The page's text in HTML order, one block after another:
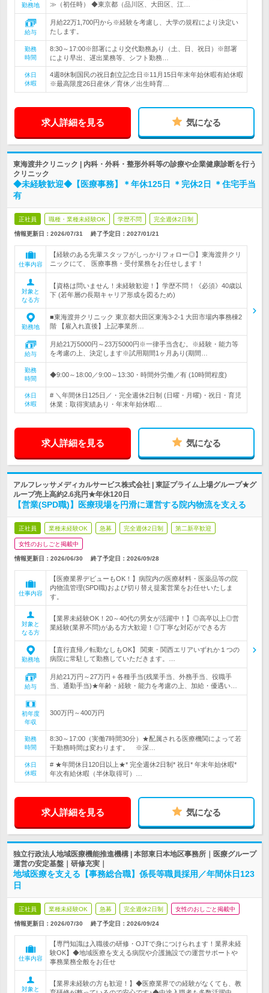
勤務地
≫（初任時） ◆東京都（品川区、大田区、江…
給与
月給22万1,700円から※経験を考慮し、大学の規程により決定い
たします。
勤務
時間
8:30～17:00※部署により交代勤務あり（土、日、祝日）※部署
により早出、遅出業務等、シフト勤務…
休日
休暇
4週8休制国民の祝日創立記念日※11月15日年末年始休暇有給休暇
※最高限度26日産休／育休／出生時育…
求人詳細を見る 気になる
東海渡井クリニック | 内科・外科・整形外科等の診療や企業健康診断を行う
クリニック
◆未経験歓迎◆【医療事務】＊年休125日 ＊完休2日 ＊住宅手当
有
正社員 職種・業種未経験OK 学歴不問 完全週休2日制
情報更新日：2026/07/31 終了予定日： 2027/01/21
仕事内容
【経験のある先輩スタッフがしっかりフォロー◎】東海渡井クリ
ニックにて、 医療事務・受付業務をお任せします！
対象と
なる方
【資格は問いません！未経験歓迎！】学歴不問！《必須》40歳以
下 (若年層の長期キャリア形成を図るため)
勤務地
■東海渡井クリニック 東京都大田区東海3-2-1 大田市場内事務棟2
階 【雇入れ直後】上記事業所…
給与
月給21万5000円～23万5000円※一律手当含む。※経験・能力等
を考慮の上、決定します※試用期間1ヶ月あり(期間…
勤務
時間
◆9:00～18:00／9:00～13:30・時間外労働／有 (10時間程度)
休日
休暇
# ＼年間休日125日／・完全週休2日制 (日曜・月曜)・祝日・育児
休業：取得実績あり・年末年始休暇…
求人詳細を見る 気になる
アルフレッサメディカルサービス株式会社 | 東証プライム上場グループ★グ
ループ売上高約2.6兆円★年休120日
【営業(SPD職)】医療現場を円滑に運営する院内物流を支える
正社員 業種未経験OK 急募 完全週休2日制 第二新卒歓迎
女性のおしごと掲載中
情報更新日：2026/06/30 終了予定日： 2026/09/28
仕事内容
【医療業界デビューもOK！】病院内の医療材料・医薬品等の院
内物流管理(SPD職)および切り替え提案営業をお任せいたしま
す。
対象と
なる方
【業界未経験OK！20～40代の男女が活躍中！】◎高卒以上◎営
業経験(業界不問)がある方大歓迎！◎丁寧な対応ができる方
勤務地
【直行直帰／転勤なしもOK】 関東・関西エリアいずれか１つの
病院に常駐して勤務していただきます。…
給与
月給21万円～27万円＋各種手当(残業手当、外務手当、役職手
当、通勤手当)★年齢・経験・能力を考慮の上、加給・優遇い…
初年度
年収
300万円～400万円
勤務
時間
8:30～17:00（実働7時間30分）★配属される医療機関によって若
干勤務時間は変わります。 ※深…
休日
休暇
# ★年間休日120日以上★* 完全週休2日制* 祝日* 年末年始休暇*
年次有給休暇（半休取得可）…
求人詳細を見る 気になる
独立行政法人地域医療機能推進機構 | 本部東日本地区事務所｜医療グループ
運営の安定基盤｜研修充実｜
地域医療を支える【事務総合職】係長等職員採用／年間休日123
日
正社員 業種未経験OK 急募 完全週休2日制 女性のおしごと掲載中
情報更新日：2026/07/30 終了予定日： 2026/09/24
仕事内容
【専門知識は入職後の研修・OJTで身につけられます！業界未経
験OK】◆地域医療を支える病院や介護施設での運営サポートや
事務業務全般をお任せ
対象と
【業界未経験の方も歓迎！】◆医療業界での経験がなくても、教